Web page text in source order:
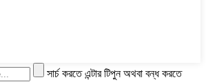
সার্চ করতে এন্টার টিপুন অথবা বন্ধ করতে